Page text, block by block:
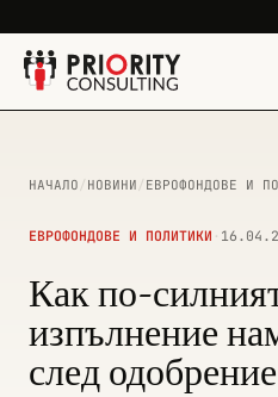
НАЧАЛО / НОВИНИ / ЕВРОФОНДОВЕ И
ЕВРОФОНДОВЕ И ПОЛИТИКИ ·
Как по-
изпълнение
след одобрение